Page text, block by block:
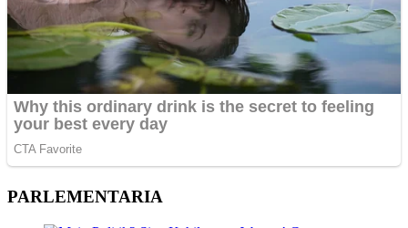
PARLEMENTARIA